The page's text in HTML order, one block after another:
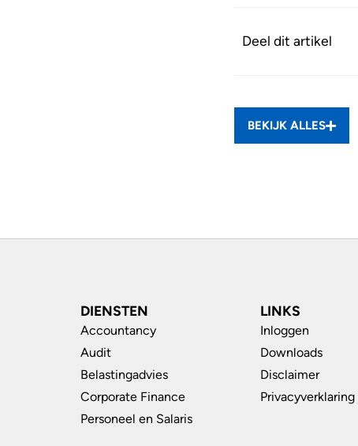
Deel dit artikel
BEKIJK ALLES
DIENSTEN
Accountancy
Audit
Belastingadvies
Corporate Finance
Personeel en Salaris
LINKS
Inloggen
Downloads
Disclaimer
Privacyverklaring